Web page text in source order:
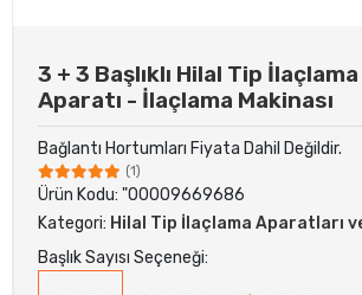
3 + 3 Başlıklı Hilal Tip
Aparatı - İlaçlama Makinası
Bağlantı Hortumları Fiyata Dahil Değildir.
(1)
Ürün Kodu: "00009669686
Kategori: Hilal Tip İlaçlama Aparatları
Başlık Sayısı Seçeneği: